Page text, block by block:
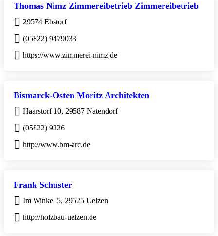
Thomas Nimz Zimmereibetrieb Zimmereibetrieb
29574 Ebstorf
(05822) 9479033
https://www.zimmerei-nimz.de
Bismarck-Osten Moritz Architekten
Haarstorf 10, 29587 Natendorf
(05822) 9326
http://www.bm-arc.de
Frank Schuster
Im Winkel 5, 29525 Uelzen
http://holzbau-uelzen.de